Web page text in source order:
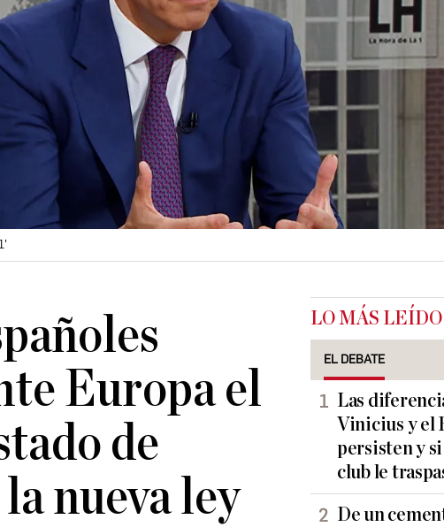
Europa el
de
nueva ley
LO MÁS LEÍDO
EL DEBATE
Las
Vinicius y el
persisten y
club le
De un